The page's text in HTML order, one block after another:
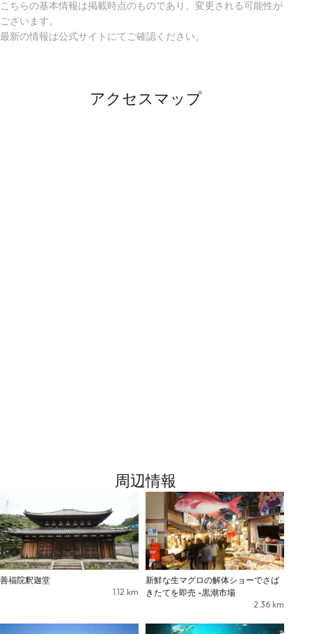
こちらの基本情報は掲載時点のものであり、変更される可能性が
ございます。
最新の情報は公式サイトにてご確認ください。
アクセスマップ
周辺情報
善福院釈迦堂
1.12 km
新鮮な生マグロの解体ショーでさば
きたてを即売 -黒潮市場
2.36 km